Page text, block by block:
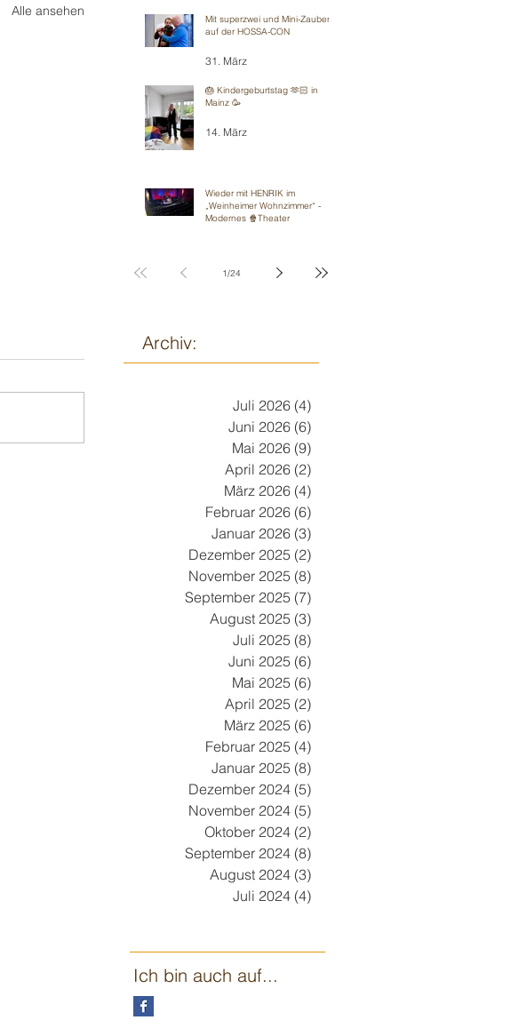
Alle ansehen
Mit superzwei und Mini-Zauberei
auf der HOSSA-CON
31. März
🎂 Kindergeburtstag 🫶🏻 in
Mainz 🥳
14. März
Wieder mit HENRIK im
„Weinheimer Wohnzimmer“ -
Modernes 🍿Theater
1/24
Archiv:
Juli 2026 (4)
Juni 2026 (6)
Mai 2026 (9)
April 2026 (2)
März 2026 (4)
Februar 2026 (6)
Januar 2026 (3)
Dezember 2025 (2)
November 2025 (8)
September 2025 (7)
August 2025 (3)
Juli 2025 (8)
Juni 2025 (6)
Mai 2025 (6)
April 2025 (2)
März 2025 (6)
Februar 2025 (4)
Januar 2025 (8)
Dezember 2024 (5)
November 2024 (5)
Oktober 2024 (2)
September 2024 (8)
August 2024 (3)
Juli 2024 (4)
Ich bin auch auf...